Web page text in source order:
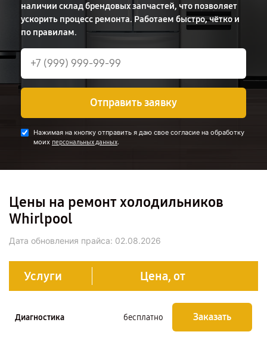
наличии склад брендовых запчастей, что позволяет
ускорить процесс ремонта. Работаем быстро, чётко и
по правилам.
Отправить заявку
Нажимая на кнопку отправить я даю свое согласие на обработку
моих персональных данных.
Цены на ремонт холодильников
Whirlpool
Дата обновления прайса: 02.08.2026
Услуги Цена, от
Диагностика бесплатно Заказать